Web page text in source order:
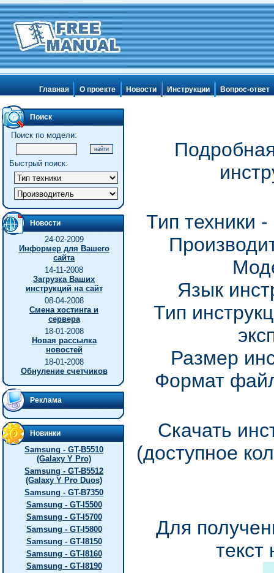
Главная О проекте Новости Инструкции Вопрос-ответ
Поиск
Поиск по модели:
Быстрый поиск:
Новости
24-02-2009
Информер для Вашего
сайта
14-11-2008
Загрузка Ваших
инструкций на сайт
08-04-2008
Смена хостинга и
сервера
18-01-2008
Новая рассылка
новостей
18-01-2008
Обнуление счетчиков
Реклама
Новинки
Samsung - GT-B5510
(Galaxy Y Pro)
Samsung - GT-B5512
(Galaxy Y Pro Duos)
Samsung - GT-B7350
Samsung - GT-I5500
Samsung - GT-I5700
Samsung - GT-I5800
Samsung - GT-I8150
Samsung - GT-I8160
Samsung - GT-I8190
Тип техники
Язык
Тип
Размер
Формат
Скачать
(доступное
Для
текст